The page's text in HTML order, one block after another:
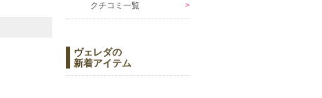
クチコミ一覧
ヴェレダの
新着アイテム